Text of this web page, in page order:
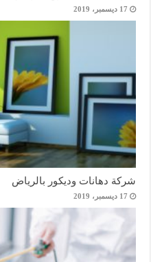
17 ديسمبر، 2019
شركة دهانات وديكور بالرياض
17 ديسمبر، 2019